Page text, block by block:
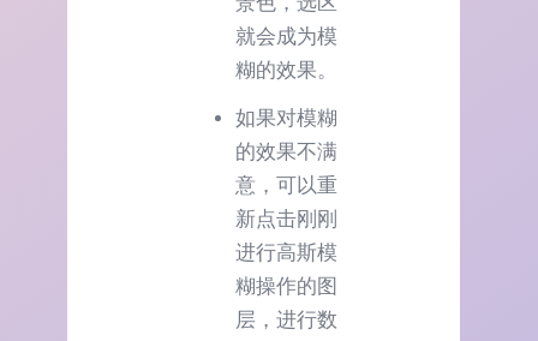
就会成为模
糊的效果。
如果对模糊
的效果不满
意，可以重
新点击刚刚
进行高斯模
糊操作的图
层，进行数